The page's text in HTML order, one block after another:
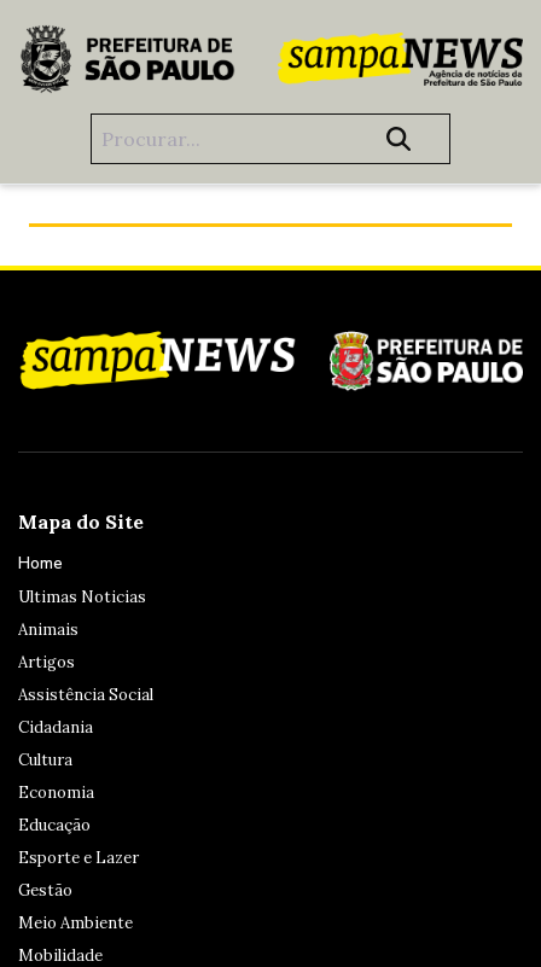
Pular para o Conteúdo principal
Mapa do Site
Home
Ultimas Noticias
Animais
Artigos
Assistência Social
Cidadania
Cultura
Economia
Educação
Esporte e Lazer
Gestão
Meio Ambiente
Mobilidade